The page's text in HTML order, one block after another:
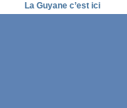
La Guyane c’est ici